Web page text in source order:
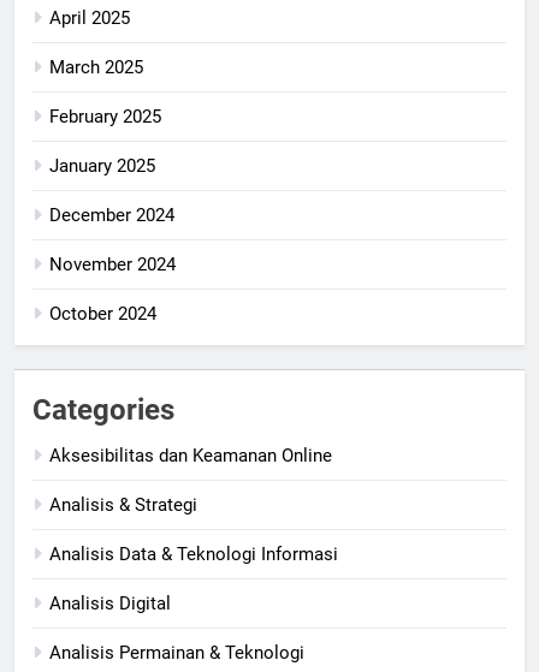
April 2025
March 2025
February 2025
January 2025
December 2024
November 2024
October 2024
Categories
Aksesibilitas dan Keamanan Online
Analisis & Strategi
Analisis Data & Teknologi Informasi
Analisis Digital
Analisis Permainan & Teknologi